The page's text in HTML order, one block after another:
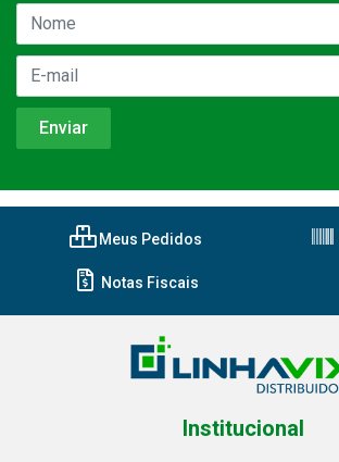
Meus Pedidos
Notas Fiscais
Institucional